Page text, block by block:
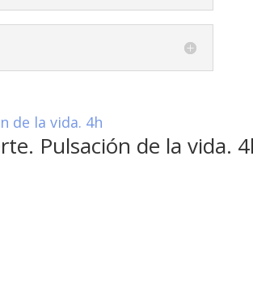
Pulsación de la vida.